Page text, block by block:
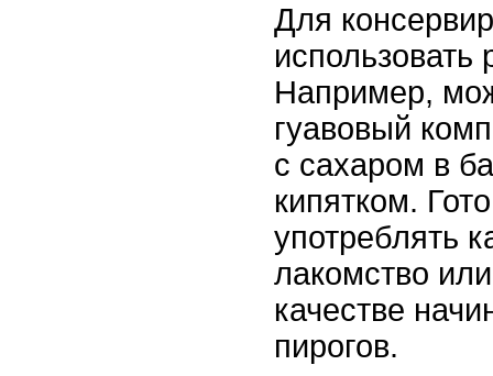
Для
Например,
гуавовый
с сахаром в
кипятком.
употреблять
лакомство
качестве
пирогов.